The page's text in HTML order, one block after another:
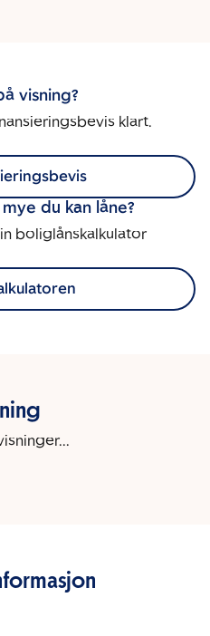
visning?
klart.
du kan låne?
boliglånskalkulator